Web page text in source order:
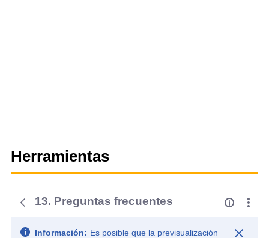
Herramientas
13. Preguntas frecuentes
Información: Es posible que la previsualización